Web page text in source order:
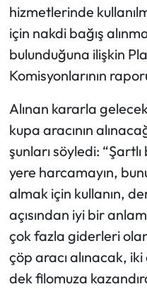
hizmetlerinde
için nakdi bağış
bulunduğuna ilişkin
Komisyonlarının
Alınan kararla
kupa aracının
şunları söyledi:
yere harcamayın,
almak için kullanın,
açısından iyi bir
çok fazla giderleri
çöp aracı alınacak,
dek filomuza